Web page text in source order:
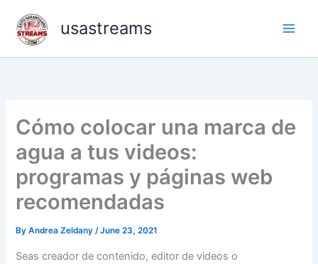
content
usastreams
Cómo colocar una marca de
agua a tus videos:
programas y páginas web
recomendadas
ByAndrea Zeldany/June 23, 2021
Seas creador de contenido, editor de videos o